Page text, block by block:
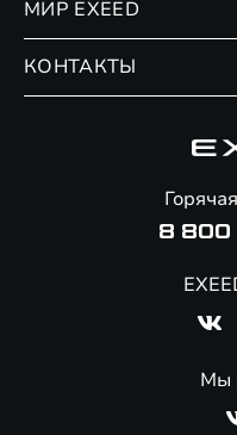
Страхование
Сервис
Помощь на дорогах
МИР EXEED
КОНТАКТЫ
8
Мы